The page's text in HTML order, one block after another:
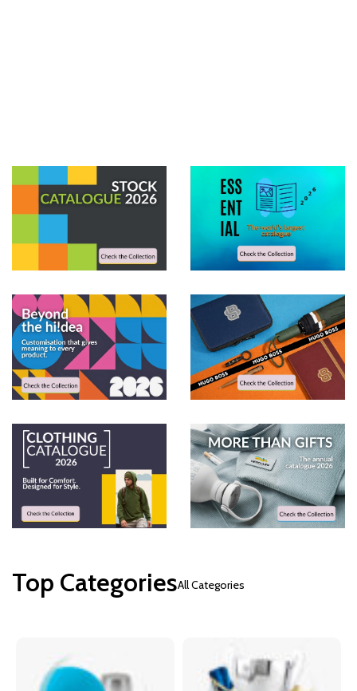
Top CategoriesAll Categories